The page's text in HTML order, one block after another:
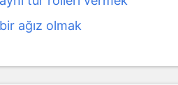
ağız olmak